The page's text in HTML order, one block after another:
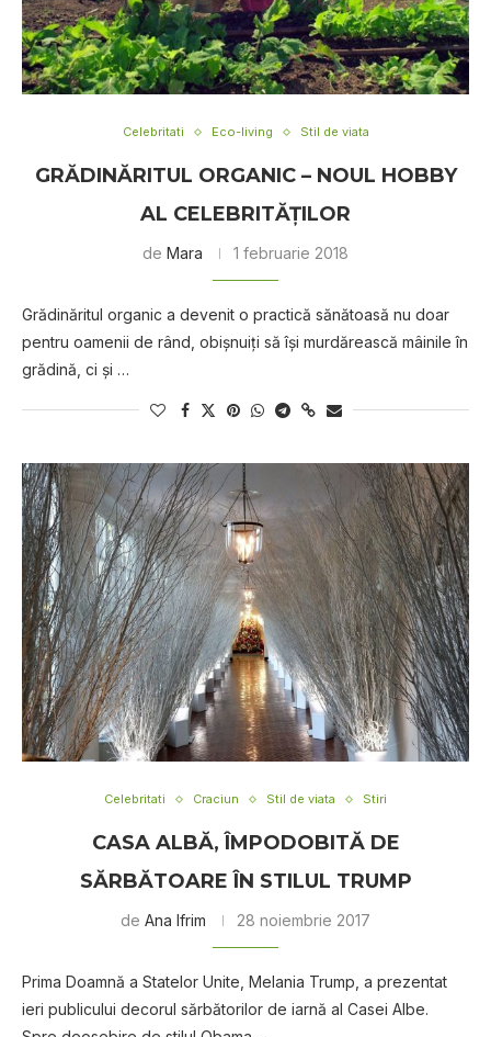
Celebritati Eco-living Stil de viata
GRĂDINĂRITUL ORGANIC – NOUL HOBBY
AL CELEBRITĂŢILOR
de Mara 1 februarie 2018
Grădinăritul organic a devenit o practică sănătoasă nu doar
pentru oamenii de rând, obişnuiţi să îşi murdărească mâinile în
grădină, ci şi …
Celebritati Craciun Stil de viata Stiri
CASA ALBĂ, ÎMPODOBITĂ DE
SĂRBĂTOARE ÎN STILUL TRUMP
de Ana Ifrim 28 noiembrie 2017
Prima Doamnă a Statelor Unite, Melania Trump, a prezentat
ieri publicului decorul sărbătorilor de iarnă al Casei Albe.